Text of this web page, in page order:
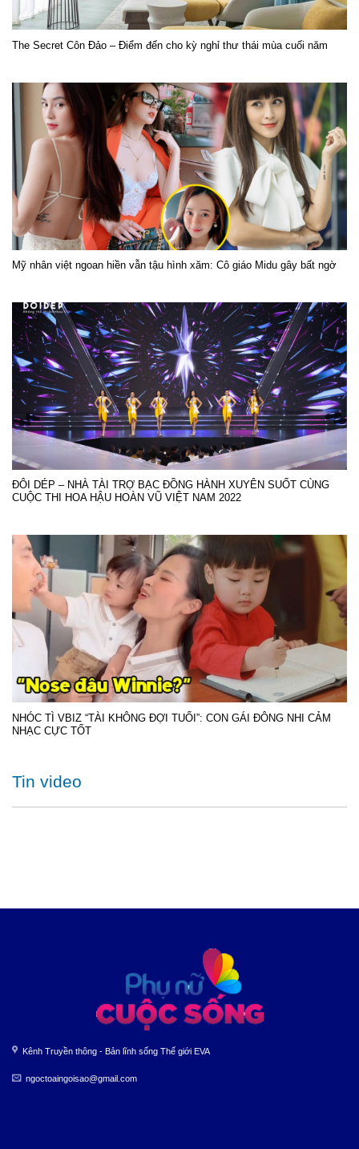
The Secret Côn Đảo – Điểm đến cho kỳ nghỉ thư thái mùa cuối năm
Mỹ nhân việt ngoan hiền vẫn tậu hình xăm: Cô giáo Midu gây bất ngờ
ĐÔI DÉP – NHÀ TÀI TRỢ BẠC ĐỒNG HÀNH XUYÊN SUỐT CÙNG
CUỘC THI HOA HẬU HOÀN VŨ VIỆT NAM 2022
NHÓC TÌ VBIZ “TÀI KHÔNG ĐỢI TUỔI”: CON GÁI ĐÔNG NHI CẢM
NHẠC CỰC TỐT
Tin video
Kênh Truyền thông - Bản lĩnh sống Thế giới EVA
ngoctoaingoisao@gmail.com